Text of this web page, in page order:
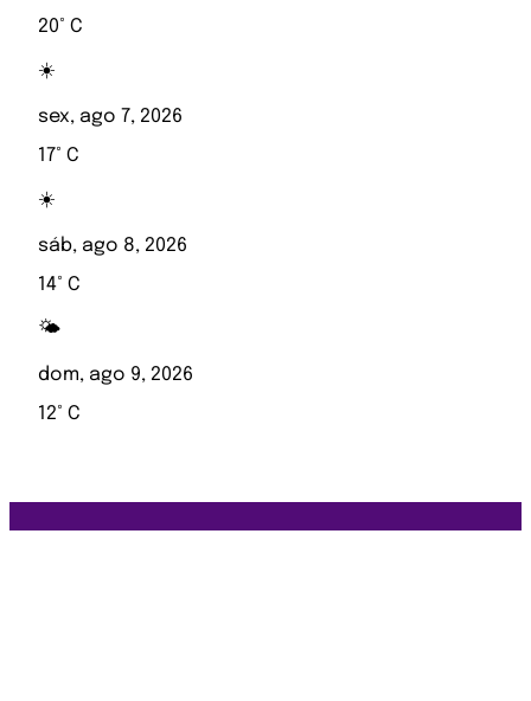
20° C
☀️
sex, ago 7, 2026
17° C
☀️
sáb, ago 8, 2026
14° C
🌤️
dom, ago 9, 2026
12° C